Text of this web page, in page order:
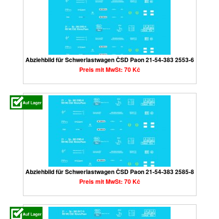
Abziehbild für Schwerlastwagen ČSD Paon 21-54-383 2553-6
Preis mit MwSt: 70 Kč
Abziehbild für Schwerlastwagen ČSD Paon 21-54-383 2585-8
Preis mit MwSt: 70 Kč